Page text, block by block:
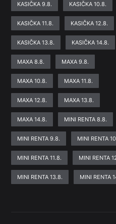
KASIČKA 9.8. KASIČKA 10.8.
KASIČKA 11.8. KASIČKA 12.8.
KASIČKA 13.8. KASIČKA 14.8.
MAXA 8.8. MAXA 9.8.
MAXA 10.8. MAXA 11.8.
MAXA 12.8. MAXA 13.8.
MAXA 14.8. MINI RENTA 8.8.
MINI RENTA 9.8. MINI RENTA
MINI RENTA 11.8. MINI RENTA
MINI RENTA 13.8. MINI RENTA